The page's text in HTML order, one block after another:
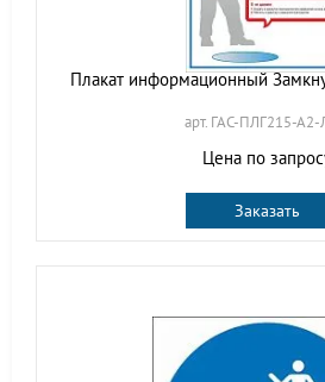
Плакат информационный
арт. ГАС-ПЛГ215-
Цена по
Заказать